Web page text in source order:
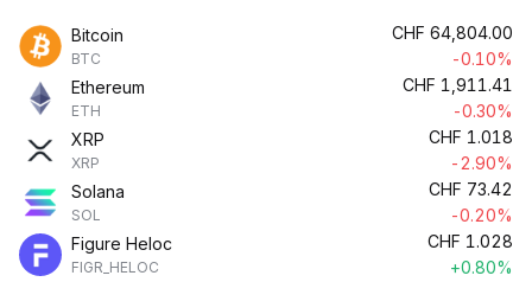
Bitcoin
BTC
CHF 64,804.00
-0.10%
Ethereum
ETH
CHF 1,911.41
-0.30%
XRP
XRP
CHF 1.018
-2.90%
Solana
SOL
CHF 73.42
-0.20%
Figure Heloc
FIGR_HELOC
CHF 1.028
+0.80%